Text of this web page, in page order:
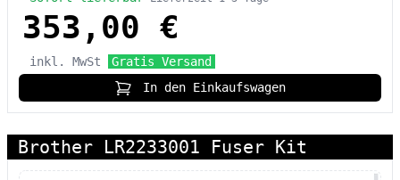
353,00 €
inkl. MwSt
Gratis Versand
In den Einkaufswagen
Brother LR2233001 Fuser Kit